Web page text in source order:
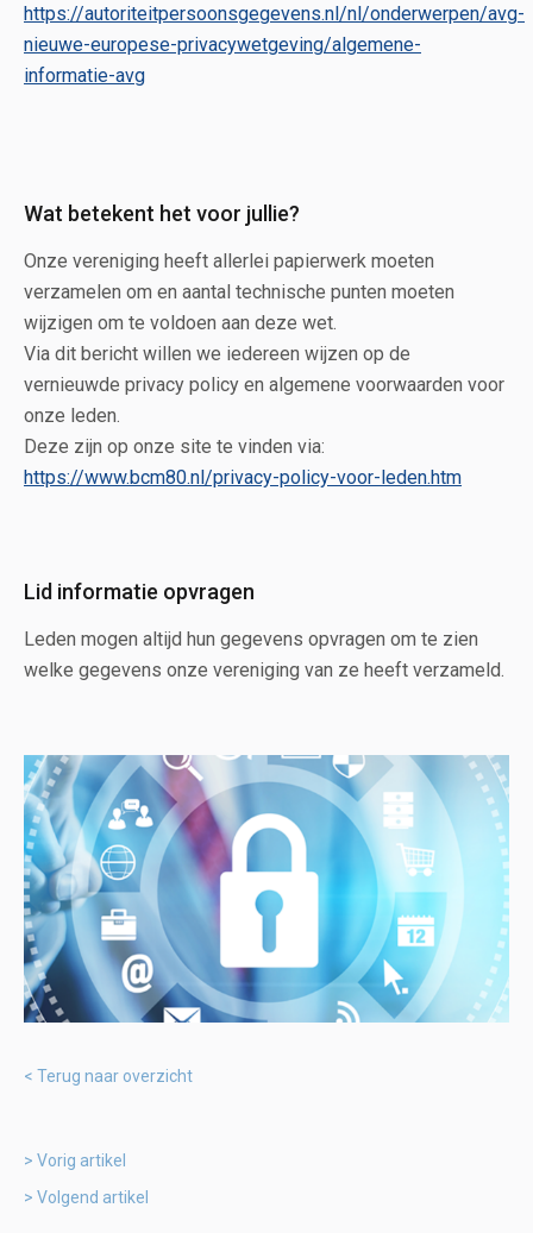
https://autoriteitpersoonsgegevens.nl/nl/onderwerpen/avg-
nieuwe-europese-privacywetgeving/algemene-
informatie-avg
Wat betekent het voor jullie?
Onze vereniging heeft allerlei papierwerk moeten
verzamelen om en aantal technische punten moeten
wijzigen om te voldoen aan deze wet.
Via dit bericht willen we iedereen wijzen op de
vernieuwde privacy policy en algemene voorwaarden voor
onze leden.
Deze zijn op onze site te vinden via:
https://www.bcm80.nl/privacy-policy-voor-leden.htm
Lid informatie opvragen
Leden mogen altijd hun gegevens opvragen om te zien
welke gegevens onze vereniging van ze heeft verzameld.
Terug naar overzicht
Vorig artikel
Volgend artikel